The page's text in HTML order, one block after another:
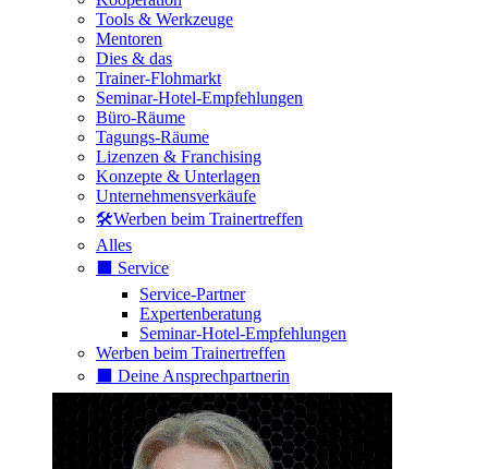
Tools & Werkzeuge
Mentoren
Dies & das
Trainer-Flohmarkt
Seminar-Hotel-Empfehlungen
Büro-Räume
Tagungs-Räume
Lizenzen & Franchising
Konzepte & Unterlagen
Unternehmensverkäufe
🛠️Werben beim Trainertreffen
Alles
⬛️ Service
Service-Partner
Expertenberatung
Seminar-Hotel-Empfehlungen
Werben beim Trainertreffen
⬛️ Deine Ansprechpartnerin